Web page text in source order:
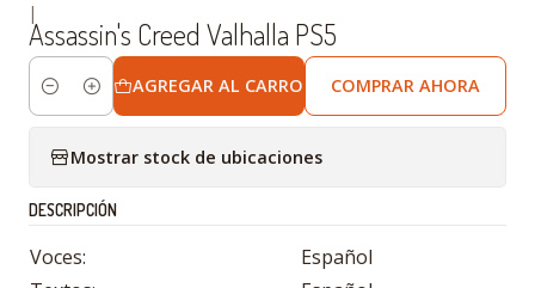
|
Assassin's Creed Valhalla PS5
Cantidad
AGREGAR AL CARRO COMPRAR AHORA
Mostrar stock de ubicaciones
DESCRIPCIÓN
Voces:
Español